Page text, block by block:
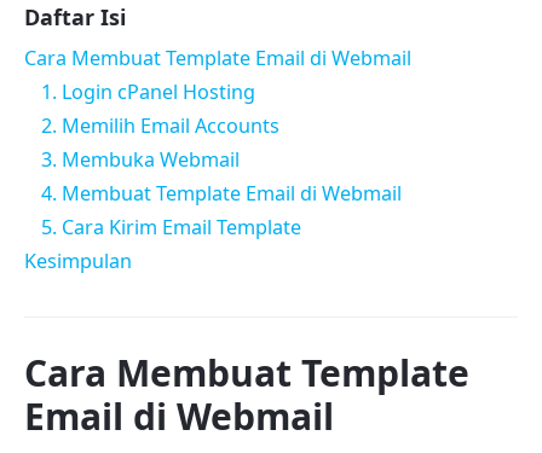
Daftar Isi
Cara Membuat Template Email di Webmail
1. Login cPanel Hosting
2. Memilih Email Accounts
3. Membuka Webmail
4. Membuat Template Email di Webmail
5. Cara Kirim Email Template
Kesimpulan
Cara Membuat Template
Email di Webmail